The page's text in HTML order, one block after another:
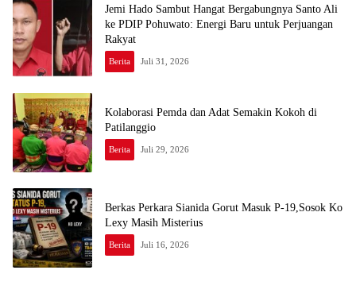
Jemi Hado Sambut Hangat Bergabungnya Santo Ali
ke PDIP Pohuwato: Energi Baru untuk Perjuangan
Rakyat
Berita Juli 31, 2026
Kolaborasi Pemda dan Adat Semakin Kokoh di
Patilanggio
Berita Juli 29, 2026
Berkas Perkara Sianida Gorut Masuk P-19,Sosok Ko
Lexy Masih Misterius
Berita Juli 16, 2026